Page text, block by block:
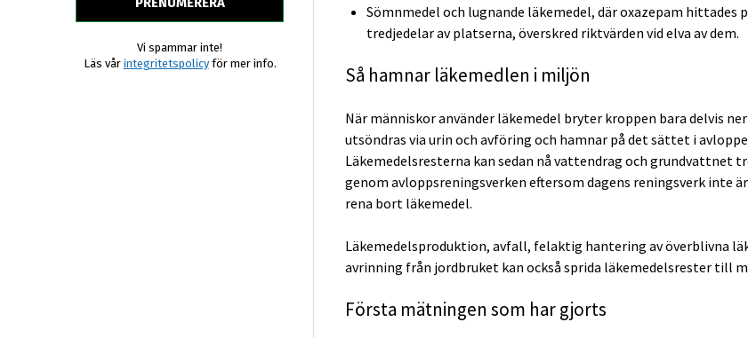
Vi spammar inte!
Läs vår integritetspolicyför mer info.
Sömnmedel och lugnande läkemedel, där oxazepam hittades
tredjedelar av platserna, överskred riktvärden vid elva av dem.
Så hamnar läkemedlen i miljön
När människor använder läkemedel bryter kroppen bara delvis
utsöndras via urin och avföring och hamnar på det sättet i
Läkemedelsresterna kan sedan nå vattendrag och grundvattnet
genom avloppsreningsverken eftersom dagens reningsverk inte
rena bort läkemedel.
Läkemedelsproduktion, avfall, felaktig hantering av överblivna
avrinning från jordbruket kan också sprida läkemedelsrester till
Första mätningen som har gjorts